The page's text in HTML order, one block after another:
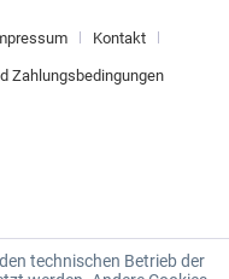
Kontakt
Zahlungsbedingungen
technischen Betrieb der